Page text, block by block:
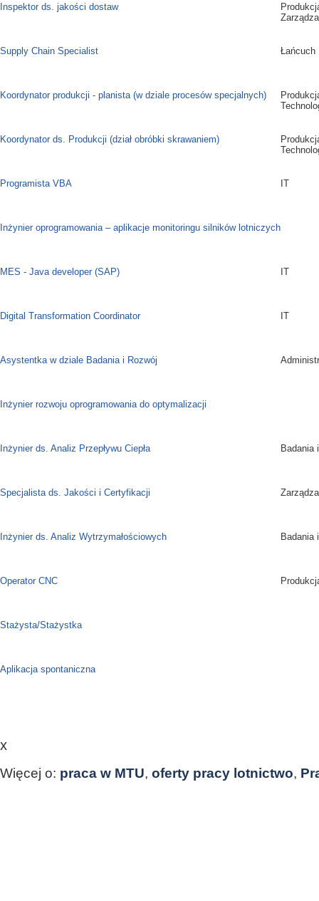
Inspektor ds. jakości dostaw
Supply Chain Specialist Łańcuch
Koordynator produkcji - planista (w dziale procesów specjalnych)
Koordynator ds. Produkcji (dział obróbki skrawaniem)
Programista VBA IT
Inżynier oprogramowania – aplikacje monitoringu silników lotniczych
MES - Java developer (SAP) IT
Digital Transformation Coordinator IT
Asystentka w dziale Badania i Rozwój
Inżynier rozwoju oprogramowania do optymalizacji
Inżynier ds. Analiz Przepływu Ciepła Badania
Specjalista ds. Jakości i Certyfikacji
Inżynier ds. Analiz Wytrzymałościowych Badania
Operator CNC
Stażysta/Stażystka
Aplikacja spontaniczna
x
Więcej o: praca w MTU, oferty pracy lotnictwo,